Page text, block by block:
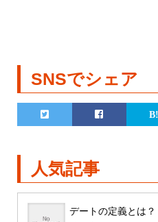
SNSでシェア
人気記事
デートの定義とは